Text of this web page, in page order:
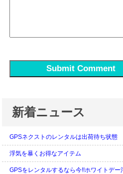
新着ニュース
GPSネクストのレンタルは出荷待ち状態
浮気を暴くお得なアイテム
GPSをレンタルするなら今!!ホワイトデー